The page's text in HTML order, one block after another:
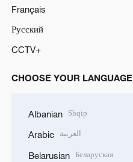
Français
Русский
CCTV+
CHOOSE YOUR LANGUAGE
Albanian Shqip
Arabic العربية
Belarusian Беларуская